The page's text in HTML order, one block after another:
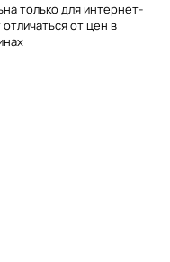
только для интернет-
от цен в